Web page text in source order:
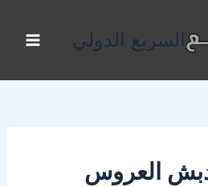
السريع الدولي
العروس